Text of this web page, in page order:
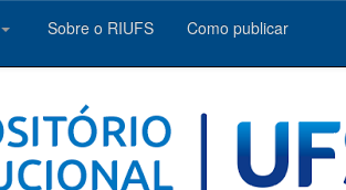
Sobre o RIUFS Como publicar